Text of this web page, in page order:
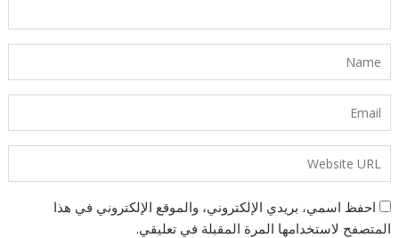
احفظ اسمي، بريدي الإلكتروني، والموقع الإلكتروني في هذا
المتصفح لاستخدامها المرة المقبلة في تعليقي.